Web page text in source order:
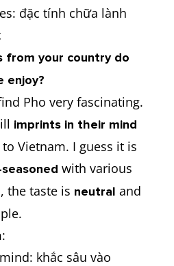
đặc tính chữa lành
from your country do
enjoy?
Pho very fascinating.
imprints in their mind
Vietnam. I guess it is
with various
the taste is neutral and
khắc sâu vào